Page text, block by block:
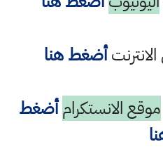
أضغط هنا
موقع الانستكرام أضغط